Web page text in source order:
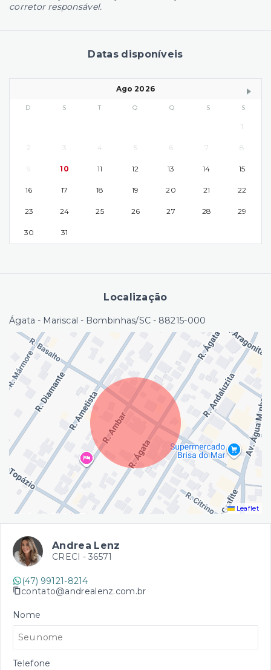
corretor responsável.
Datas disponíveis
Ago 2026
D S T Q Q S S
1
2 3 4 5 6 7 8
9 10 11 12 13 14 15
16 17 18 19 20 21 22
23 24 25 26 27 28 29
30 31
Localização
Ágata - Mariscal - Bombinhas/SC - 88215-000
Leaflet
Andrea Lenz
CRECI - 36571
(47) 99121-8214
contato@andrealenz.com.br
Nome
Telefone